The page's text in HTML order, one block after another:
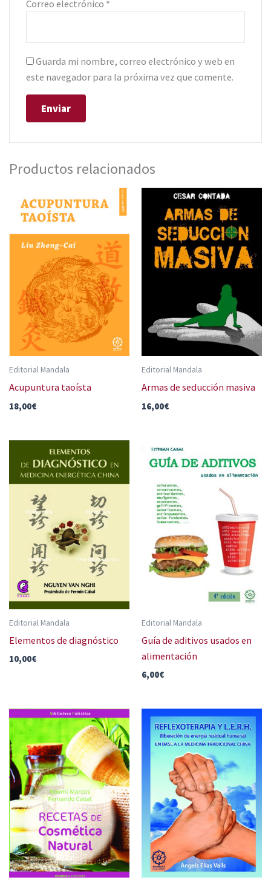
Correo electrónico *
Guarda mi nombre, correo electrónico y web en
este navegador para la próxima vez que comente.
Productos relacionados
Editorial Mandala
Acupuntura taoísta
18,00€
Editorial Mandala
Armas de seducción masiva
16,00€
Editorial Mandala
Elementos de diagnóstico
10,00€
Editorial Mandala
Guía de aditivos usados en
alimentación
6,00€